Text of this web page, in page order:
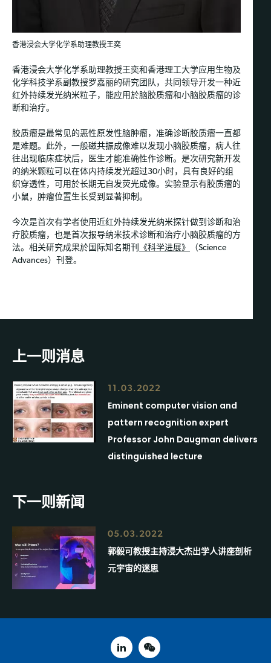
香港浸会大学化学系助理教授王奕
香港浸会大学化学系助理教授王奕和香港理工大学应用生物及
化学科技学系副教授罗嘉丽的研究团队，共同领导开发一种近
红外持续发光纳米粒子，能应用於脑胶质瘤和小脑胶质瘤的诊
断和治疗。
胶质瘤是最常见的恶性原发性脑肿瘤，准确诊断胶质瘤一直都
是难题。此外，一般磁共振成像难以发现小脑胶质瘤，病人往
往出现临床症状后，医生才能准确性作诊断。是次研究新开发
的纳米颗粒可以在体内持续发光超过30小时，具有良好的组
织穿透性，可用於长期无自发荧光成像。实验显示有胶质瘤的
小鼠，肿瘤位置生长受到显著抑制。
今次是首次有学者使用近红外持续发光纳米探针做到诊断和治
疗胶质瘤，也是首次报导纳米技术诊断和治疗小脑胶质瘤的方
法。相关研究成果於国际知名期刊
《科学进展》
（Science
Advances）刊登。
上一则消息
11.03.2022
Eminent computer vision and
pattern recognition expert
Professor John Daugman delivers
distinguished lecture
下一则新闻
05.03.2022
郭毅可教授主持浸大杰出学人讲座剖析
元宇宙的迷思
linked inweixin